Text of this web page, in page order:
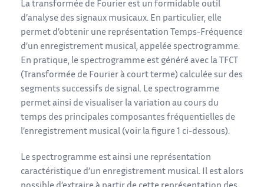
La transformée de Fourier est un formidable outil
d’analyse des signaux musicaux. En particulier, elle
permet d’obtenir une représentation Temps-Fréquence
d’un enregistrement musical, appelée spectrogramme.
En pratique, le spectrogramme est généré avec la TFCT
(Transformée de Fourier à court terme) calculée sur des
segments successifs de signal. Le spectrogramme
permet ainsi de visualiser la variation au cours du
temps des principales composantes fréquentielles de
l’enregistrement musical (voir la figure 1 ci-dessous).
Le spectrogramme est ainsi une représentation
caractéristique d’un enregistrement musical. Il est alors